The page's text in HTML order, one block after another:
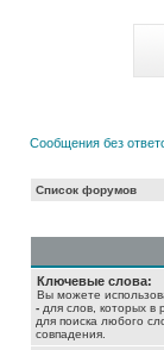
Сообщения без
Список форумов
Ключевые слова:
Вы можете
- для слов, которых
для поиска любого
совпадения.